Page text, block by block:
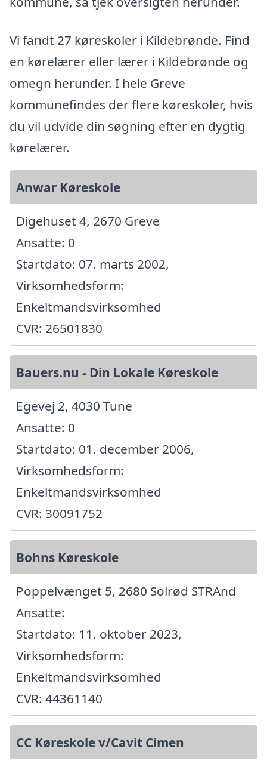
Vi fandt 27 køreskoler i Kildebrønde. Find
en kørelærer eller lærer i Kildebrønde og
omegn herunder. I hele Greve
kommunefindes der flere køreskoler, hvis
du vil udvide din søgning efter en dygtig
kørelærer.
Anwar Køreskole
Digehuset 4, 2670 Greve
Ansatte: 0
Startdato: 07. marts 2002,
Virksomhedsform:
Enkeltmandsvirksomhed
CVR: 26501830
Bauers.nu - Din Lokale Køreskole
Egevej 2, 4030 Tune
Ansatte: 0
Startdato: 01. december 2006,
Virksomhedsform:
Enkeltmandsvirksomhed
CVR: 30091752
Bohns Køreskole
Poppelvænget 5, 2680 Solrød STRAnd
Ansatte:
Startdato: 11. oktober 2023,
Virksomhedsform:
Enkeltmandsvirksomhed
CVR: 44361140
CC Køreskole v/Cavit Cimen